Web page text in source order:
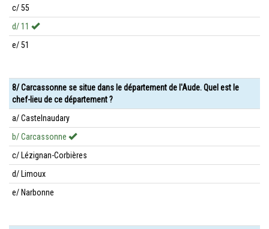
c/ 55
d/ 11
e/ 51
8/ Carcassonne se situe dans le département de l'Aude. Quel est le
chef-lieu de ce département ?
a/ Castelnaudary
b/ Carcassonne
c/ Lézignan-Corbières
d/ Limoux
e/ Narbonne